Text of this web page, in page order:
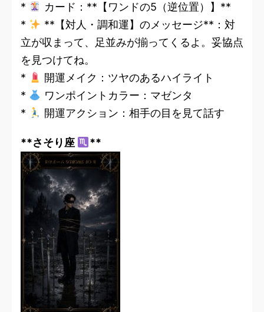
*
カード：**【ワンドの5（逆位置）】**
*
**【対人・調和運】のメッセージ**：対
立が収まって、足並みが揃ってくるよ。妥協点
を見つけてね。
*
開運メイク：ツヤのあるハイライト
*
ワンポイントカラー：マゼンタ
*
開運アクション：相手の目を見て話す
**さそり座 **